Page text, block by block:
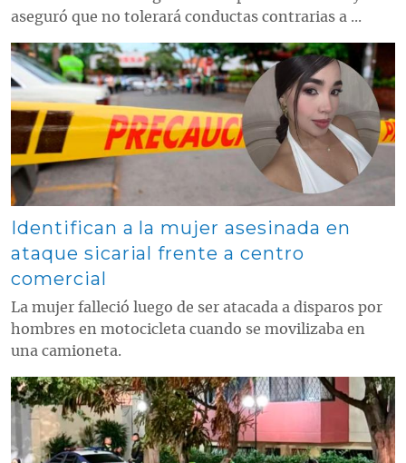
aseguró que no tolerará conductas contrarias a ...
Contenido multimedia principal
Identifican a la mujer asesinada en
ataque sicarial frente a centro
comercial
La mujer falleció luego de ser atacada a disparos por
hombres en motocicleta cuando se movilizaba en
una camioneta.
Contenido multimedia principal